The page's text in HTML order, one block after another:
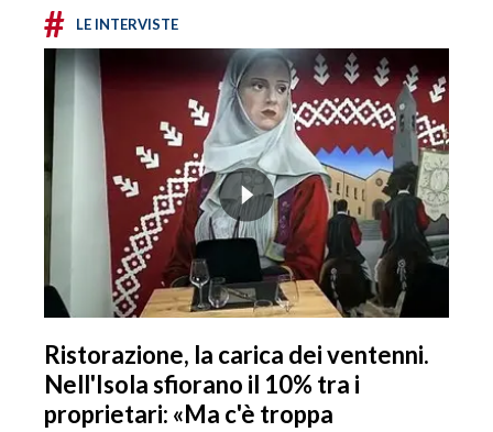
# LE INTERVISTE
Ristorazione, la carica dei ventenni.
Nell'Isola sfiorano il 10% tra i
proprietari: «Ma c'è troppa